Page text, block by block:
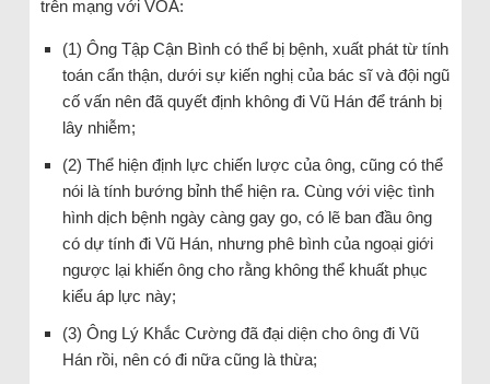
trên mạng với VOA:
(1) Ông Tập Cận Bình có thể bị bệnh, xuất phát từ tính
toán cẩn thận, dưới sự kiến nghị của bác sĩ và đội ngũ
cố vấn nên đã quyết định không đi Vũ Hán để tránh bị
lây nhiễm;
(2) Thể hiện định lực chiến lược của ông, cũng có thể
nói là tính bướng bỉnh thể hiện ra. Cùng với việc tình
hình dịch bệnh ngày càng gay go, có lẽ ban đầu ông
có dự tính đi Vũ Hán, nhưng phê bình của ngoại giới
ngược lại khiến ông cho rằng không thể khuất phục
kiểu áp lực này;
(3) Ông Lý Khắc Cường đã đại diện cho ông đi Vũ
Hán rồi, nên có đi nữa cũng là thừa;